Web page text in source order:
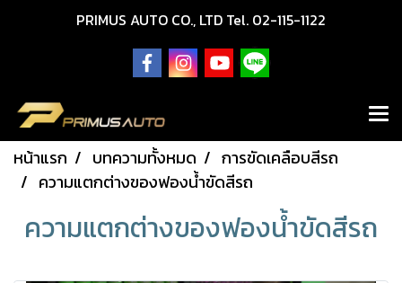
PRIMUS AUTO CO., LTD Tel. 02-115-1122
หน้าแรก บทความทั้งหมด
การขัดเคลือบสีรถ
ความแตกต่างของฟองน้ำขัดสีรถ
ความแตกต่างของฟองน้ำขัดสีรถ